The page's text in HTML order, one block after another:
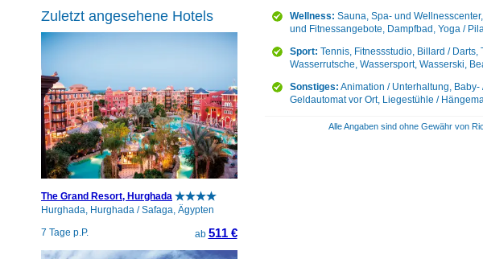
Wellness: Sauna, Spa- und
und Fitnessangebote, Dampfbad, Yoga /
Sport: Tennis, Fitnessstudio, Billard /
Wasserrutsche, Wassersport, Wasserski,
Sonstiges: Animation / Unterhaltung, Baby-
Geldautomat vor Ort, Liegestühle /
Alle Angaben sind ohne Gewähr von
Zuletzt angesehene Hotels
The Grand Resort, Hurghada
Hurghada, Hurghada / Safaga, Ägypten
7 Tage p.P.
ab 511 €